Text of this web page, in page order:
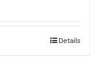
Details